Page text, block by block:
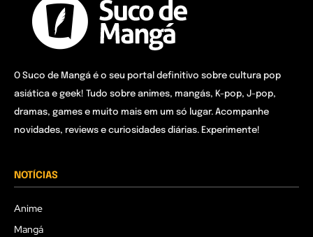
O Suco de Mangá é o seu portal definitivo sobre cultura pop
asiática e geek! Tudo sobre animes, mangás, K-pop, J-pop,
dramas, games e muito mais em um só lugar. Acompanhe
novidades, reviews e curiosidades diárias. Experimente!
NOTÍCIAS
Anime
Mangá